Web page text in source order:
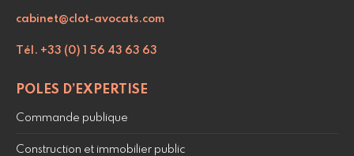
cabinet@clot-avocats.com
Tél. +33 (0) 1 56 43 63 63
POLES D’EXPERTISE
Commande publique
Construction et immobilier public